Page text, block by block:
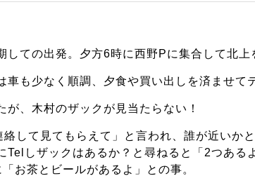
ての出発。夕方6時に西野Pに集合して北上
も少なく順調、夕食や買い出しを済ませて
、木村のザックが見当たらない！
して見てもらえて」と言われ、誰が近いか
Telしザックはあるか？と尋ねると「2つある
お茶とビールがあるよ」との事。